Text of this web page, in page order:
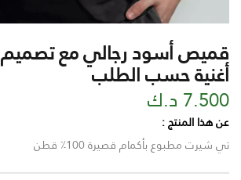
قميص أسود رجالي مع تصميم
أغنية حسب الطلب
7.500 د.ك
عن هذا المنتج :
تي شيرت مطبوع بأكمام قصيرة 100٪ قطن